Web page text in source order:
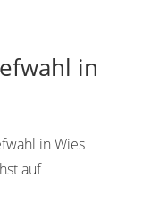
in
in Wies
auf